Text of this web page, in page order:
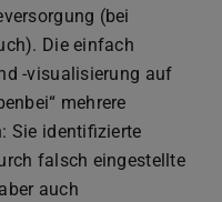
(bei
Die einfach
-visualisierung auf
mehrere
Sie identifizierte
falsch eingestellte
auch